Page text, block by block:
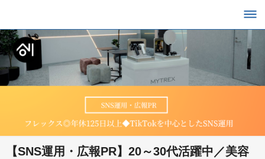
【SNS運用・広報PR】20～30代活躍中／美容